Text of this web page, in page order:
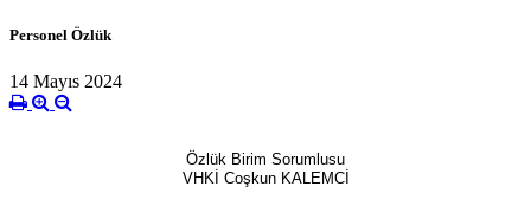
Personel Özlük
14 Mayıs 2024
Özlük Birim Sorumlusu
VHKİ Coşkun KALEMCİ